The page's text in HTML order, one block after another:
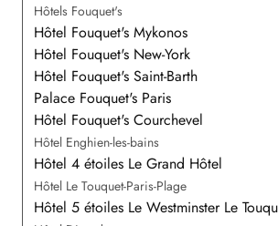
Hôtels Fouquet's
Hôtel Fouquet's Mykonos
Hôtel Fouquet's New-York
Hôtel Fouquet's Saint-Barth
Palace Fouquet's Paris
Hôtel Fouquet's Courchevel
Hôtel Enghien-les-bains
Hôtel 4 étoiles Le Grand Hôtel
Hôtel Le Touquet-Paris-Plage
Hôtel 5 étoiles Le Westminster Le